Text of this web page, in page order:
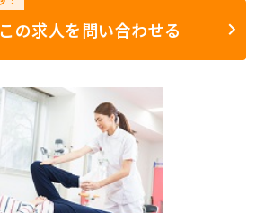
この求人を問い合わせる